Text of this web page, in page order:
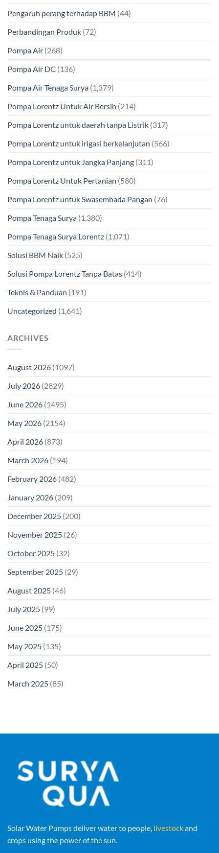
Pengaruh perang terhadap BBM (44)
Perbandingan Produk (72)
Pompa Air (268)
Pompa Air DC (136)
Pompa Air Tenaga Surya (1,379)
Pompa Lorentz Untuk Air Bersih (214)
Pompa Lorentz untuk daerah tanpa Listrik (317)
Pompa Lorentz untuk irigasi berkelanjutan (566)
Pompa Lorentz untuk Jangka Panjang (311)
Pompa Lorentz Untuk Pertanian (580)
Pompa Lorentz untuk Swasembada Pangan (76)
Pompa Tenaga Surya (1,380)
Pompa Tenaga Surya Lorentz (1,071)
Solusi BBM Naik (525)
Solusi Pompa Lorentz Tanpa Batas (414)
Teknis & Panduan (191)
Uncategorized (1,641)
ARCHIVES
August 2026 (1097)
July 2026 (2829)
June 2026 (1495)
May 2026 (2154)
April 2026 (873)
March 2026 (194)
February 2026 (482)
January 2026 (209)
December 2025 (200)
November 2025 (26)
October 2025 (32)
September 2025 (29)
August 2025 (46)
July 2025 (99)
June 2025 (175)
May 2025 (135)
April 2025 (50)
March 2025 (85)
Solar Water Pumps deliver water to people, livestockand
crops using the power of the sun.